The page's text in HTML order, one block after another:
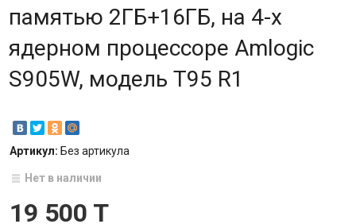
памятью 2ГБ+16ГБ, на 4-х
ядерном процессоре Amlogic
S905W, модель T95 R1
Артикул: Без артикула
Нет в наличии
19 500 T